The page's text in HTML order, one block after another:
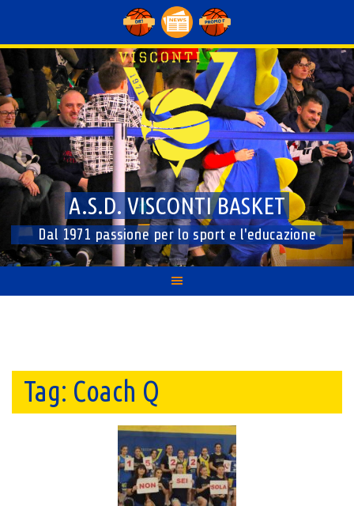
content
A.S.D. VISCONTI BASKET
Dal 1971 passione per lo sport e l'educazione
Tag: Coach Q